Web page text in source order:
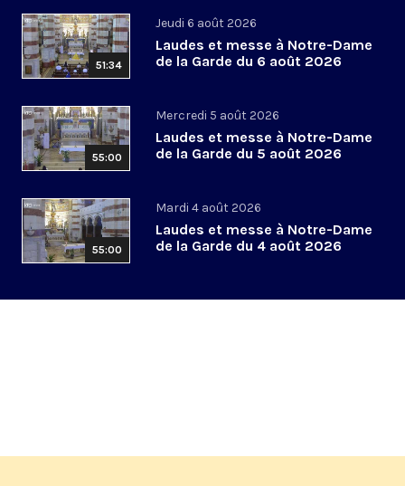
51:34
Jeudi 6 août 2026
Laudes et messe à Notre-Dame
de la Garde du 6 août 2026
55:00
Mercredi 5 août 2026
Laudes et messe à Notre-Dame
de la Garde du 5 août 2026
55:00
Mardi 4 août 2026
Laudes et messe à Notre-Dame
de la Garde du 4 août 2026